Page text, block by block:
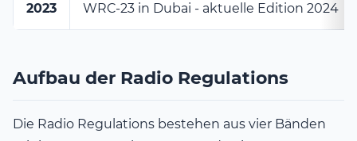
2023 WRC-23 in Dubai - aktuelle Edition 2024
Aufbau der Radio Regulations
Die Radio Regulations bestehen aus vier Bänden